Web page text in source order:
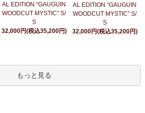
AL EDITION “GAUGUIN
WOODCUT MYSTIC” S/
S
32,000円(税込35,200円)
AL EDITION “GAUGUIN
WOODCUT MYSTIC” S/
S
32,000円(税込35,200円)
もっと見る